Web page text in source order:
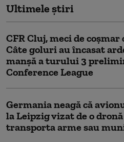
Ultimele știri
CFR Cluj, meci de coșmar
Câte goluri au încasat
manşă a turului 3
Conference League
Germania neagă că
la Leipzig vizat de o
transporta arme sau